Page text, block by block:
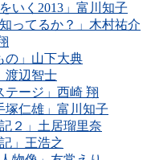
いく2013」富川知子
ってるか？」木村祐介
の」山下大典
渡辺智士
テージ」西崎 翔
塚仁雄」富川知子
２」土居瑠里奈
」王浩之